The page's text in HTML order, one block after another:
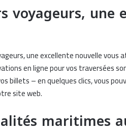
voyageurs,
une excellente nouvelle vous
en ligne pour vos traversées
billets – en quelques clics, vous
site web.
maritimes